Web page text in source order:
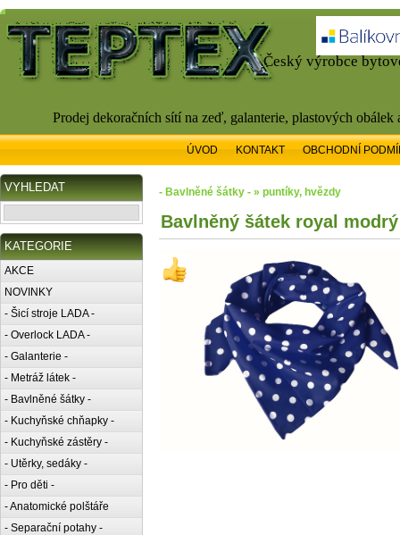
Český výrobce
Prodej dekoračních sítí na zeď, galanterie, plastových
ÚVOD KONTAKT OBCHODNÍ
VYHLEDAT
KATEGORIE
AKCE
NOVINKY
- Šicí stroje LADA -
- Overlock LADA -
- Galanterie -
- Metráž látek -
- Bavlněné šátky -
- Kuchyňské chňapky -
- Kuchyňské zástěry -
- Utěrky, sedáky -
- Pro děti -
- Anatomické polštáře
- Separační potahy -
- Bavlněné šátky - » puntíky, hvězdy
Bavlněný šátek royal